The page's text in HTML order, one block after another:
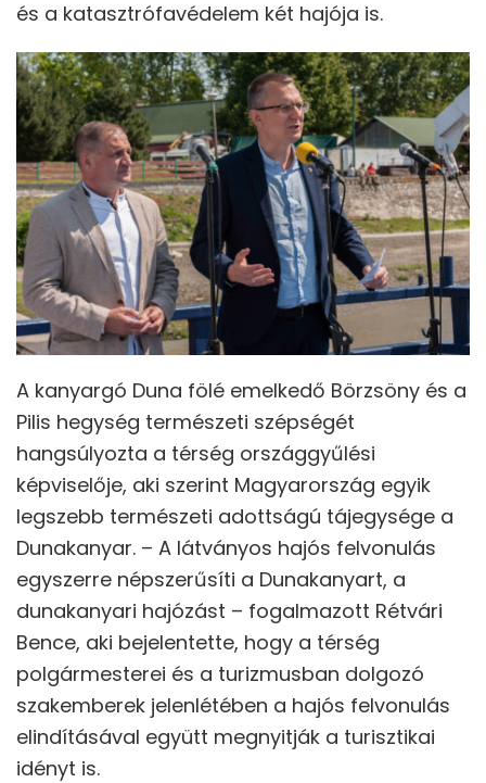
és a katasztrófavédelem két hajója is.
A kanyargó Duna fölé emelkedő Börzsöny és a
Pilis hegység természeti szépségét
hangsúlyozta a térség országgyűlési
képviselője, aki szerint Magyarország egyik
legszebb természeti adottságú tájegysége a
Dunakanyar. – A látványos hajós felvonulás
egyszerre népszerűsíti a Dunakanyart, a
dunakanyari hajózást – fogalmazott Rétvári
Bence, aki bejelentette, hogy a térség
polgármesterei és a turizmusban dolgozó
szakemberek jelenlétében a hajós felvonulás
elindításával együtt megnyitják a turisztikai
idényt is.